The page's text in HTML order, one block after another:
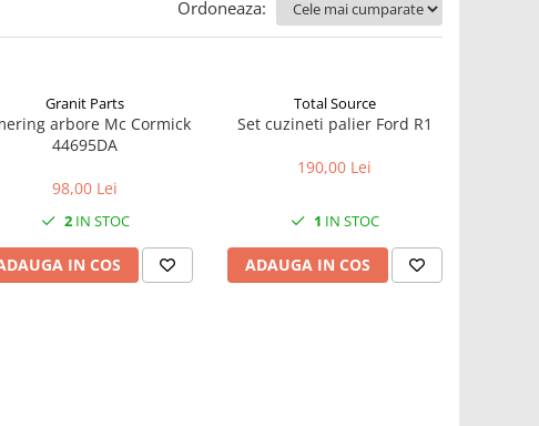
Ordoneaza:
Granit Parts
arbore Mc Cormick
44695DA
98,00 Lei
2IN STOC
IN COS
Total Source
Set cuzineti palier Ford R1
190,00 Lei
1 IN STOC
ADAUGA IN COS